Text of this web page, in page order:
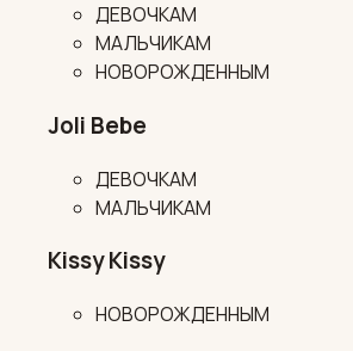
ДЕВОЧКАМ
МАЛЬЧИКАМ
НОВОРОЖДЕННЫМ
Joli Bebe
ДЕВОЧКАМ
МАЛЬЧИКАМ
Kissy Kissy
НОВОРОЖДЕННЫМ